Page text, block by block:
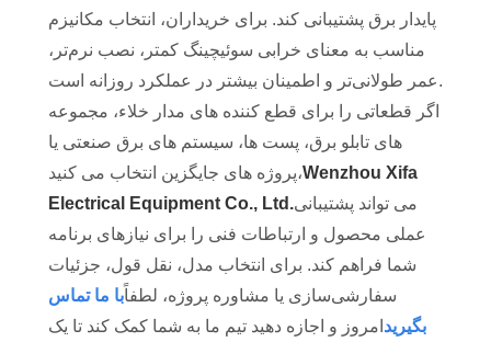
پایدار برق پشتیبانی کند. برای خریداران، انتخاب مکانیزم
مناسب به معنای خرابی سوئیچینگ کمتر، نصب نرم‌تر،
عمر طولانی‌تر و اطمینان بیشتر در عملکرد روزانه است.
اگر قطعاتی را برای قطع کننده های مدار خلاء، مجموعه
های تابلو برق، پست ها، سیستم های برق صنعتی یا
پروژه های جایگزین انتخاب می کنید،Wenzhou Xifa
Electrical Equipment Co., Ltd.می تواند پشتیبانی
عملی محصول و ارتباطات فنی را برای نیازهای برنامه
شما فراهم کند. برای انتخاب مدل، نقل قول، جزئیات
سفارشی‌سازی یا مشاوره پروژه، لطفاًبا ما تماس
بگیرید امروز و اجازه دهید تیم ما به شما کمک کند تا یک